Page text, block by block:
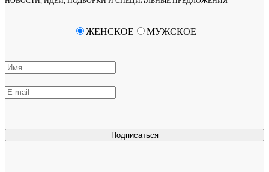
Подписаться
ЖЕНСКОЕ МУЖСКОЕ